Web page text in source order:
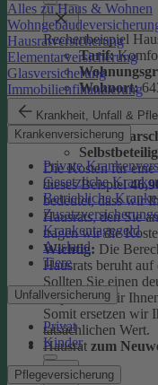
Alles zu Haus & Wohnen
Hausratversicherung
Elementarversicherung
Glasversicherung
Immobilienfinanzierung
Krankheit, Unfall &
Krankenversicherung
Private
Gesetzliche
Betriebliche
Krankentagegeld
Ausland
Tiere
Unfallversicherung
Privat
Kinder
Pflegeversicherung
Rechenbeispiel
Tarif:
Wohnort:
Die Kosten für eine
dieses Beispiel
bedeutet, dass wir
Hausrats, den Sie
tragen wir die
Wichtig: Die
Hausrats beruht auf
Sollten Sie einen
empfehlen wir
Somit ersetzen wir
tatsächlichen Wert.
Hausrat zum